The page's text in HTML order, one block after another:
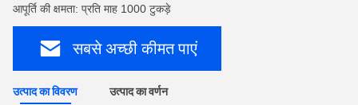
आपूर्ति की क्षमता: प्रति माह 1000 टुकड़े
सबसे अच्छी कीमत पाएं
उत्पाद का विवरण उत्पाद का वर्णन